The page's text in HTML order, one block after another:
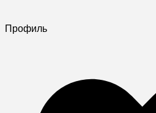
Профиль